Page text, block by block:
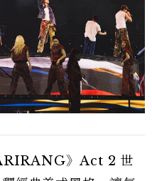
》Act 2 世